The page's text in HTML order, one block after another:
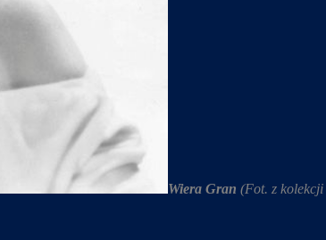
Wiera Gran (Fot. z kolekcji